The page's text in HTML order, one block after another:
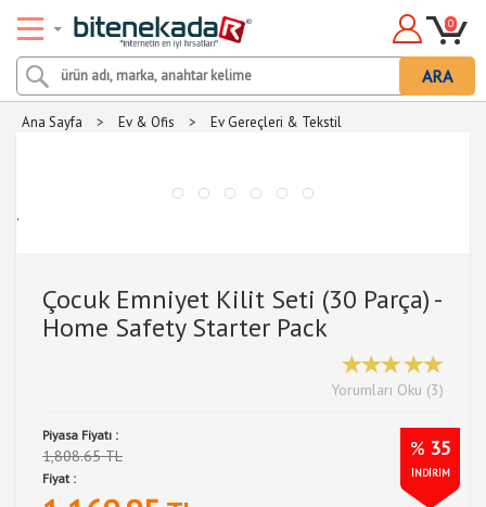
ARA
0
Ana Sayfa > Ev & Ofis > Ev Gereçleri & Tekstil
.
Çocuk Emniyet Kilit Seti (30 Parça) -
Home Safety Starter Pack
Yorumları Oku (3)
Piyasa Fiyatı :
1,808.65 TL % 35
İNDİRİM
Fiyat :